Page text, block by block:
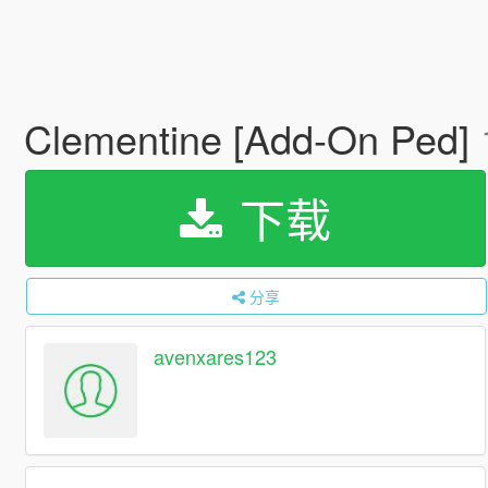
Clementine [Add-On Ped]
下载
分享
avenxares123